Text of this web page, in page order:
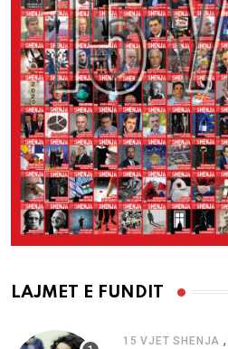
LAJMET E FUNDIT
15 VJET SHENJA